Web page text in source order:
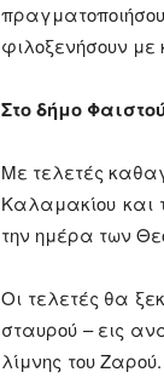
φιλοξενήσουν
Στο δήμο
Με τελετές
Καλαμακίου και
την ημέρα των
Οι τελετές θα
σταυρού – εις
λίμνης του